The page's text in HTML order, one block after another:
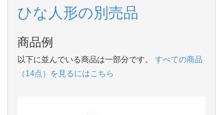
ひな人形の別売品
商品例
以下に並んでいる商品は一部分です。
すべての商品
（14点）を見るにはこちら